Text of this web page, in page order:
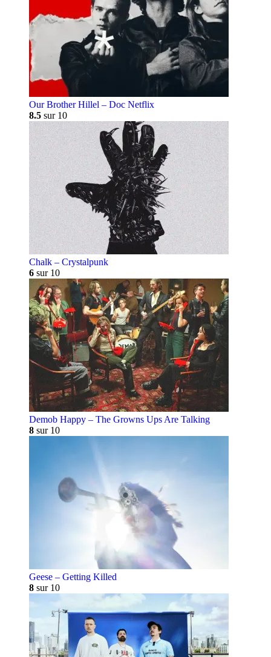
Our Brother Hillel – Doc Netflix
8.5 sur 10
Chalk – Crystalpunk
6 sur 10
Demob Happy – The Growns Ups Are Talking
8 sur 10
Geese – Getting Killed
8 sur 10